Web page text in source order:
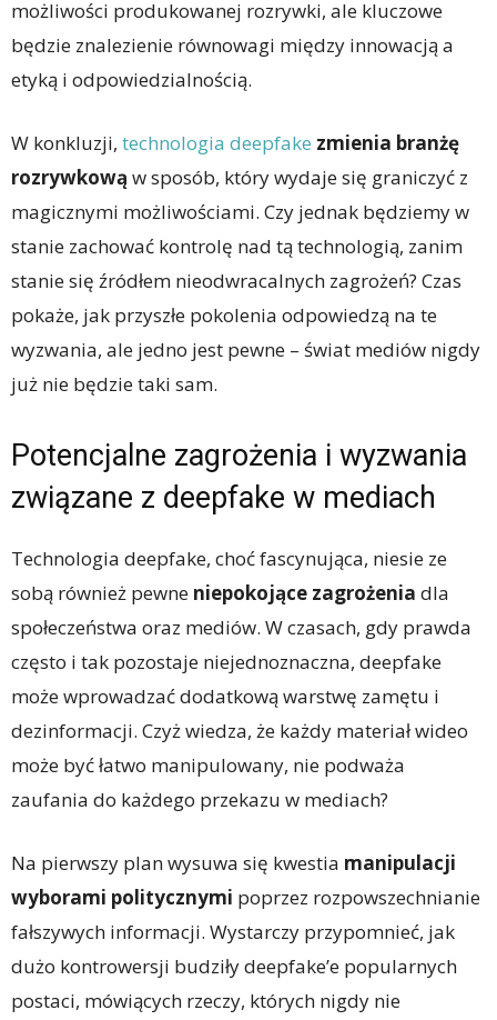
możliwości produkowanej rozrywki, ale kluczowe
będzie znalezienie równowagi między innowacją a
etyką i odpowiedzialnością.
W konkluzji, technologia deepfake zmienia branżę
rozrywkową w sposób, który wydaje się graniczyć z
magicznymi możliwościami. Czy jednak będziemy w
stanie zachować kontrolę nad tą technologią, zanim
stanie się źródłem nieodwracalnych zagrożeń? Czas
pokaże, jak przyszłe pokolenia odpowiedzą na te
wyzwania, ale jedno jest pewne – świat mediów nigdy
już nie będzie taki sam.
Potencjalne zagrożenia i wyzwania
związane z deepfake w mediach
Technologia deepfake, choć fascynująca, niesie ze
sobą również pewne niepokojące zagrożenia dla
społeczeństwa oraz mediów. W czasach, gdy prawda
często i tak pozostaje niejednoznaczna, deepfake
może wprowadzać dodatkową warstwę zamętu i
dezinformacji. Czyż wiedza, że każdy materiał wideo
może być łatwo manipulowany, nie podważa
zaufania do każdego przekazu w mediach?
Na pierwszy plan wysuwa się kwestia manipulacji
wyborami politycznymi poprzez rozpowszechnianie
fałszywych informacji. Wystarczy przypomnieć, jak
dużo kontrowersji budziły deepfake’e popularnych
postaci, mówiących rzeczy, których nigdy nie